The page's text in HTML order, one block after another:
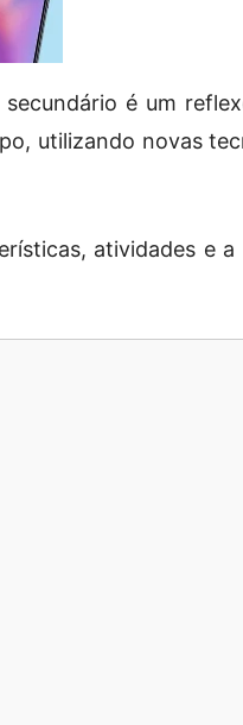
é um
utilizando novas
atividades e